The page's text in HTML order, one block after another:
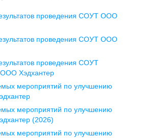
д. 10,
этаж 3,
проведения СОУТ ООО
проведения СОУТ ООО
проведения СОУТ
Хэдхантер
мероприятий по улучшению
мероприятий по улучшению
(2026)
мероприятий по улучшению